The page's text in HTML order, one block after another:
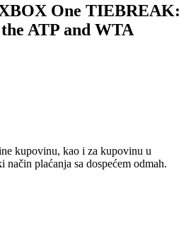
One TIEBREAK:
ATP and WTA
kupovinu, kao i za kupovinu u
način plaćanja sa dospećem odmah.